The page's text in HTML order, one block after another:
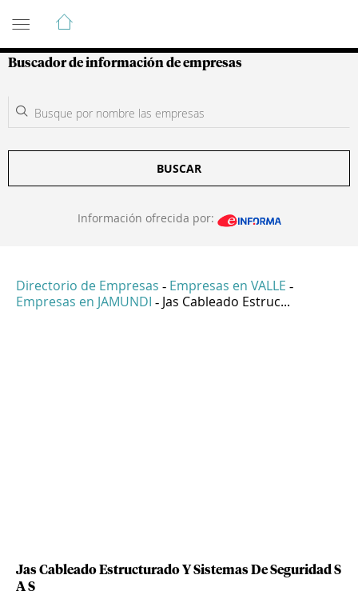
Guía de Empresas Colombianas
Buscador de información de empresas
BUSCAR
Información ofrecida por:
Directorio de Empresas - Empresas en VALLE -
Empresas en JAMUNDI - Jas Cableado Estruc...
Jas Cableado Estructurado Y Sistemas De Seguridad S
A S